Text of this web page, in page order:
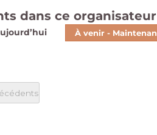
dans ce organisateur
À venir -